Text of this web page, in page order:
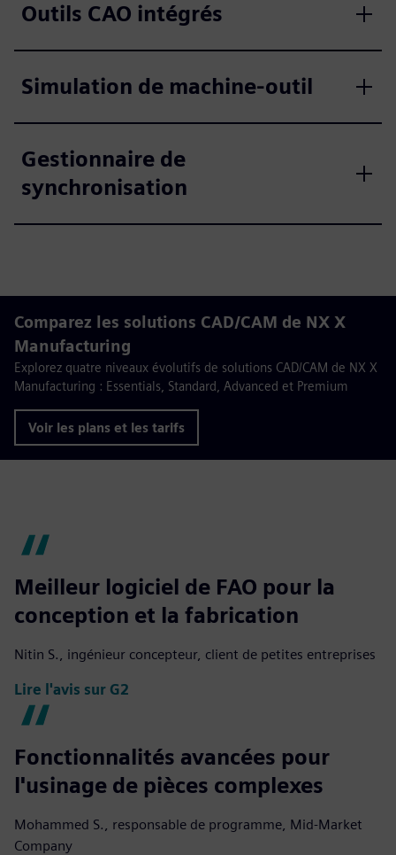
Outils CAO intégrés
Simulation de machine-outil
Gestionnaire de
synchronisation
Comparez les solutions CAD/CAM de NX X
Manufacturing
Explorez quatre niveaux évolutifs de solutions CAD/CAM de NX X
Manufacturing : Essentials, Standard, Advanced et Premium
Voir les plans et les tarifs
Meilleur logiciel de FAO pour la
conception et la fabrication
Nitin S., ingénieur concepteur, client de petites entreprises
Lire l'avis sur G2
Fonctionnalités avancées pour
l'usinage de pièces complexes
Mohammed S., responsable de programme, Mid-Market
Company